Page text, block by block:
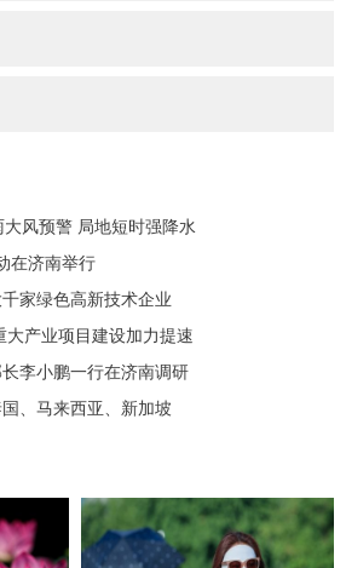
风预警 局地短时强降水
在济南举行
家绿色高新技术企业
大产业项目建设加力提速
李小鹏一行在济南调研
、马来西亚、新加坡